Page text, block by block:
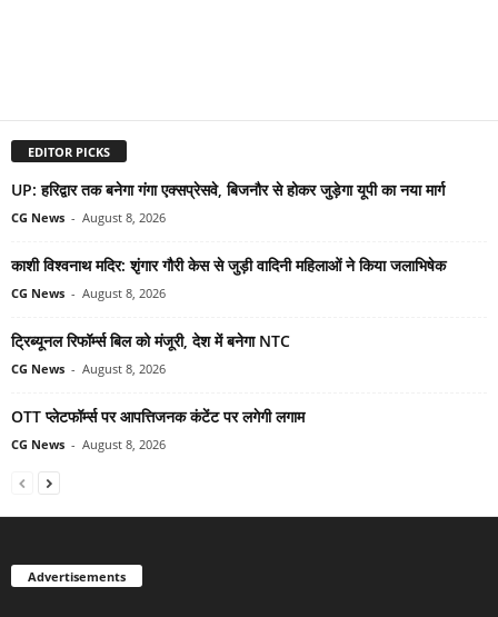
EDITOR PICKS
UP: हरिद्वार तक बनेगा गंगा एक्सप्रेसवे, बिजनौर से होकर जुड़ेगा यूपी का नया मार्ग
CG News - August 8, 2026
काशी विश्वनाथ मदिर: शृंगार गौरी केस से जुड़ी वादिनी महिलाओं ने किया जलाभिषेक
CG News - August 8, 2026
ट्रिब्यूनल रिफॉर्म्स बिल को मंजूरी, देश में बनेगा NTC
CG News - August 8, 2026
OTT प्लेटफॉर्म्स पर आपत्तिजनक कंटेंट पर लगेगी लगाम
CG News - August 8, 2026
Advertisements